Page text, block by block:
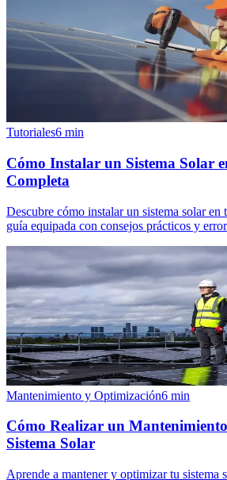
Tutoriales6 min
Cómo Instalar un Sistema Solar
Completa
Descubre cómo instalar un sistema solar en
guía equipada con consejos prácticos y
Mantenimiento y Optimización6 min
Cómo Realizar un
Sistema Solar
Aprende a mantener y optimizar tu sistema